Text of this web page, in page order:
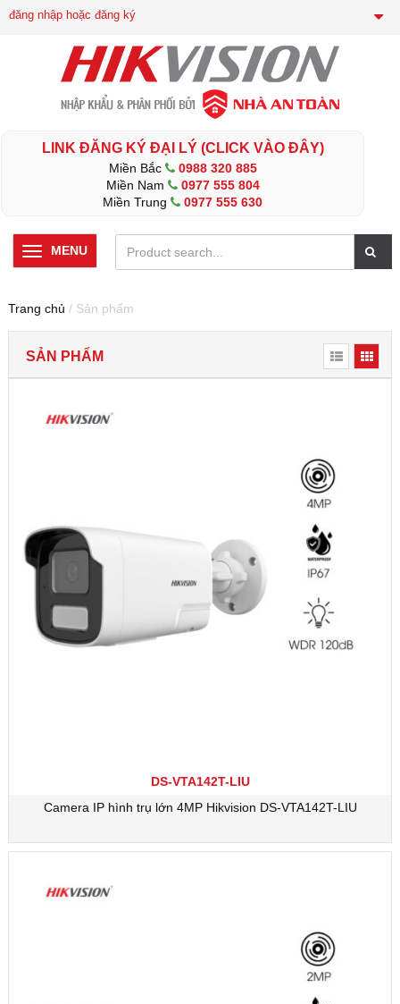
đăng nhập hoặc đăng ký
LINK ĐĂNG KÝ ĐẠI LÝ (CLICK VÀO ĐÂY)
Miền Bắc
0988 320 885
Miền Nam
0977 555 804
Miền Trung
0977 555 630
MENU
Trang chủ / Sản phẩm
SẢN PHẨM
DS-VTA142T-LIU
Camera IP hình trụ lớn 4MP Hikvision DS-VTA142T-LIU